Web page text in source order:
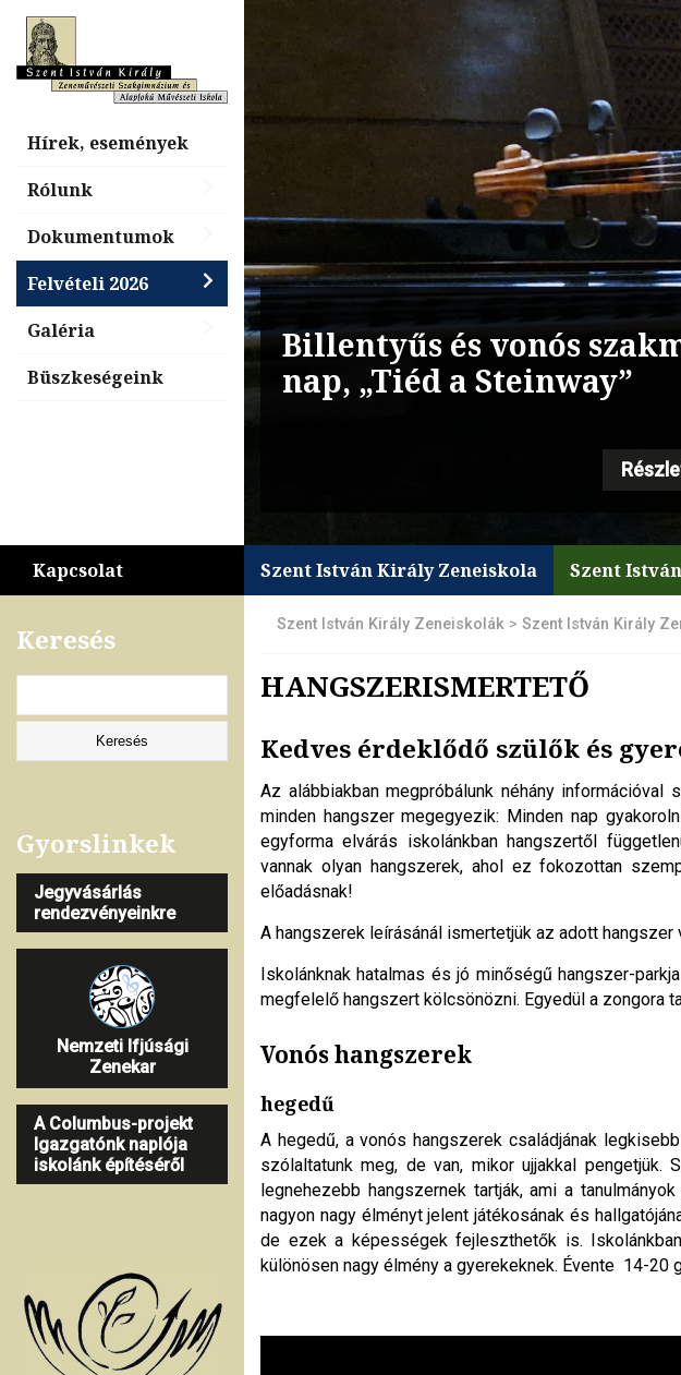
Hírek, események
Rólunk
Dokumentumok
Felvételi 2026
Galéria
Büszkeségeink
Billentyűs és vonós
nap, „Tiéd a Steinway”
Kapcsolat Szent István Király Zeneiskola Szent
Szent István Király Zeneiskolák > Szent István Király
HANGSZERISMERTETŐ
Kedves érdeklődő szülők és
Az alábbiakban megpróbálunk néhány
minden hangszer megegyezik: Minden nap
egyforma elvárás iskolánkban hangszertől
vannak olyan hangszerek, ahol ez fokozottan
előadásnak!
A hangszerek leírásánál ismertetjük az adott
Iskolánknak hatalmas és jó minőségű hangszer-
megfelelő hangszert kölcsönözni. Egyedül a zongora
Vonós hangszerek
hegedű
A hegedű, a vonós hangszerek családjának
szólaltatunk meg, de van, mikor ujjakkal pengetjük.
legnehezebb hangszernek tartják, ami a
nagyon nagy élményt jelent játékosának és
de ezek a képességek fejleszthetők is.
különösen nagy élmény a gyerekeknek. Évente 14-20
Keresés
Gyorslinkek
Jegyvásárlás
rendezvényeinkre
Nemzeti Ifjúsági
Zenekar
A Columbus-projekt
Igazgatónk naplója
iskolánk építéséről